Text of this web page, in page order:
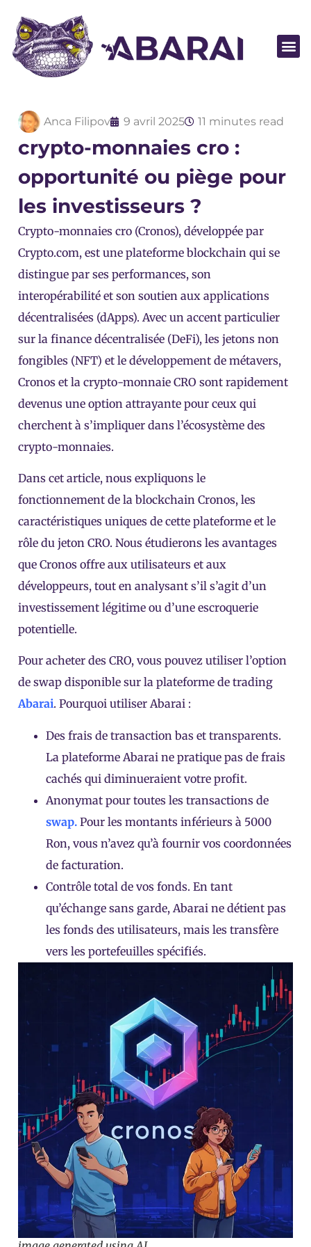
Anca Filipov 9 avril 2025 11 minutes read
crypto-monnaies cro :
opportunité ou piège pour
les investisseurs ?
Crypto-monnaies cro (Cronos), développée par
Crypto.com, est une plateforme blockchain qui se
distingue par ses performances, son
interopérabilité et son soutien aux applications
décentralisées (dApps). Avec un accent particulier
sur la finance décentralisée (DeFi), les jetons non
fongibles (NFT) et le développement de métavers,
Cronos et la crypto-monnaie CRO sont rapidement
devenus une option attrayante pour ceux qui
cherchent à s’impliquer dans l’écosystème des
crypto-monnaies.
Dans cet article, nous expliquons le
fonctionnement de la blockchain Cronos, les
caractéristiques uniques de cette plateforme et le
rôle du jeton CRO. Nous étudierons les avantages
que Cronos offre aux utilisateurs et aux
développeurs, tout en analysant s’il s’agit d’un
investissement légitime ou d’une escroquerie
potentielle.
Pour acheter des CRO, vous pouvez utiliser l’option
de swap disponible sur la plateforme de trading
Abarai. Pourquoi utiliser Abarai :
Des frais de transaction bas et transparents.
La plateforme Abarai ne pratique pas de frais
cachés qui diminueraient votre profit.
Anonymat pour toutes les transactions de
swap. Pour les montants inférieurs à 5000
Ron, vous n’avez qu’à fournir vos coordonnées
de facturation.
Contrôle total de vos fonds. En tant
qu’échange sans garde, Abarai ne détient pas
les fonds des utilisateurs, mais les transfère
vers les portefeuilles spécifiés.